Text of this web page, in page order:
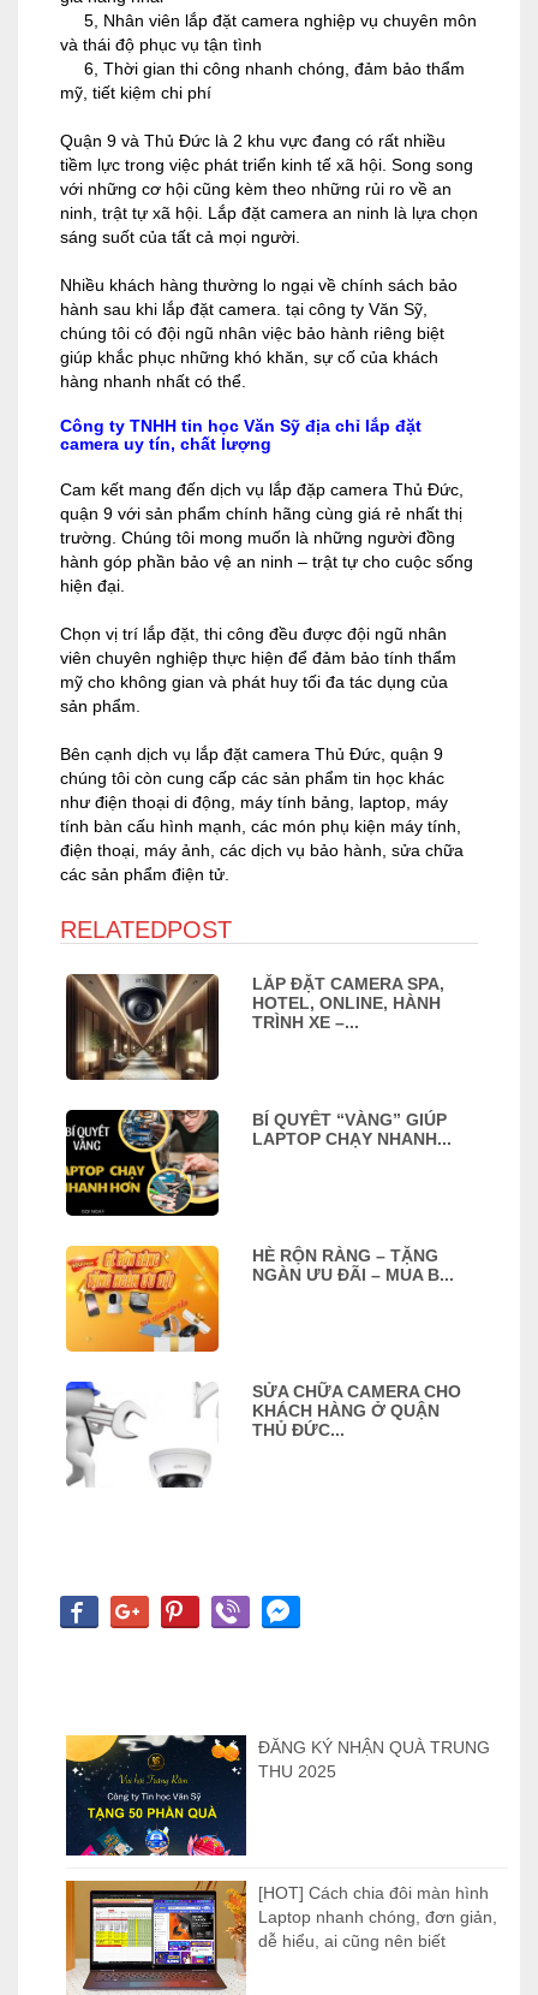
5, Nhân viên lắp đặt camera nghiệp vụ chuyên môn
và thái độ phục vụ tận tình
6, Thời gian thi công nhanh chóng, đảm bảo thẩm
mỹ, tiết kiệm chi phí
Quận 9 và Thủ Đức là 2 khu vực đang có rất nhiều
tiềm lực trong việc phát triển kinh tế xã hội. Song song
với những cơ hội cũng kèm theo những rủi ro về an
ninh, trật tự xã hội. Lắp đặt camera an ninh là lựa chọn
sáng suốt của tất cả mọi người.
Nhiều khách hàng thường lo ngại về chính sách bảo
hành sau khi lắp đặt camera. tại công ty Văn Sỹ,
chúng tôi có đội ngũ nhân việc bảo hành riêng biệt
giúp khắc phục những khó khăn, sự cố của khách
hàng nhanh nhất có thể.
Công ty TNHH tin học Văn Sỹ địa chỉ lắp đặt
camera uy tín, chất lượng
Cam kết mang đến dịch vụ lắp đặp camera Thủ Đức,
quận 9 với sản phẩm chính hãng cùng giá rẻ nhất thị
trường. Chúng tôi mong muốn là những người đồng
hành góp phần bảo vệ an ninh – trật tự cho cuộc sống
hiện đại.
Chọn vị trí lắp đặt, thi công đều được đội ngũ nhân
viên chuyên nghiệp thực hiện để đảm bảo tính thẩm
mỹ cho không gian và phát huy tối đa tác dụng của
sản phẩm.
Bên cạnh dịch vụ lắp đặt camera Thủ Đức, quận 9
chúng tôi còn cung cấp các sản phẩm tin học khác
như điện thoại di động, máy tính bảng, laptop, máy
tính bàn cấu hình mạnh, các món phụ kiện máy tính,
điện thoại, máy ảnh, các dịch vụ bảo hành, sửa chữa
các sản phẩm điện tử.
RELATEDPOST
LẮP ĐẶT CAMERA SPA,
HOTEL, ONLINE, HÀNH
TRÌNH XE –...
BÍ QUYẾT “VÀNG” GIÚP
LAPTOP CHẠY NHANH...
HÈ RỘN RÀNG – TẶNG
NGÀN ƯU ĐÃI – MUA B...
SỬA CHỮA CAMERA CHO
KHÁCH HÀNG Ở QUẬN
THỦ ĐỨC...
ĐĂNG KÝ NHẬN QUÀ TRUNG
THU 2025
[HOT] Cách chia đôi màn hình
Laptop nhanh chóng, đơn giản,
dễ hiểu, ai cũng nên biết